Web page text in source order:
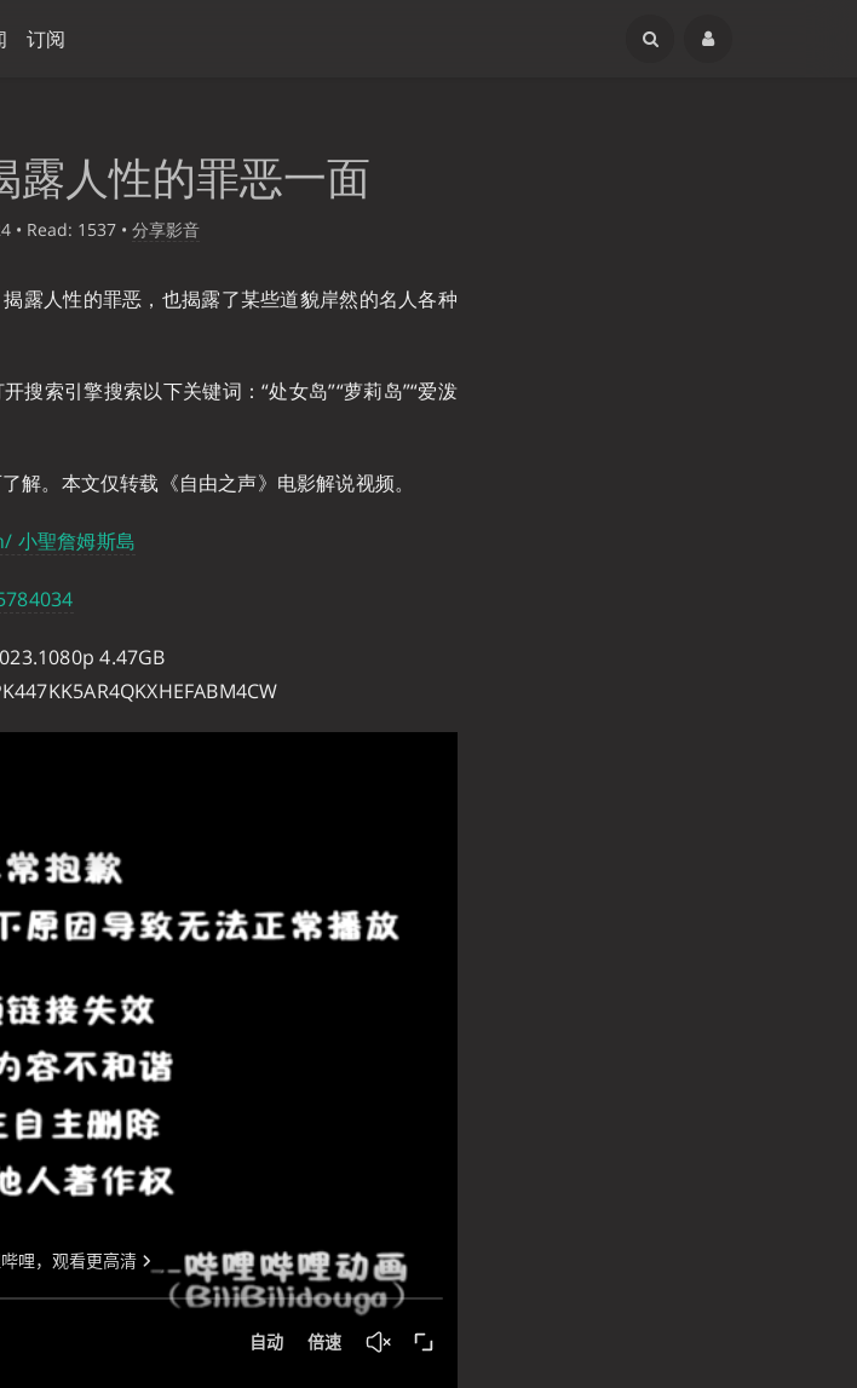
订阅
露人性的罪恶一面
• Read: 1537 • 分享影音
露人性的罪恶，也揭露了某些道貌岸然的名人各种
搜索引擎搜索以下关键词：“处女岛”“萝莉岛”“爱泼
解。本文仅转载《自由之声》电影解说视频。
小聖詹姆斯島
4.47GB